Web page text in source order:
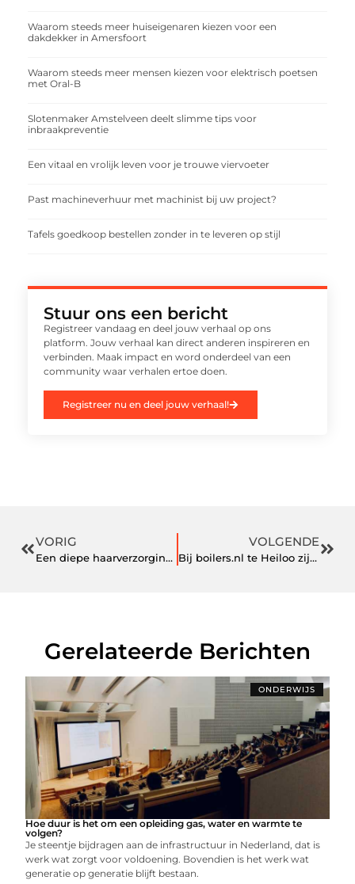
Waarom steeds meer huiseigenaren kiezen voor een
dakdekker in Amersfoort
Waarom steeds meer mensen kiezen voor elektrisch poetsen
met Oral-B
Slotenmaker Amstelveen deelt slimme tips voor
inbraakpreventie
Een vitaal en vrolijk leven voor je trouwe viervoeter
Past machineverhuur met machinist bij uw project?
Tafels goedkoop bestellen zonder in te leveren op stijl
Stuur ons een bericht
Registreer vandaag en deel jouw verhaal op ons
platform. Jouw verhaal kan direct anderen inspireren en
verbinden. Maak impact en word onderdeel van een
community waar verhalen ertoe doen.
Registreer nu en deel jouw verhaal!
VORIG
Een diepe haarverzorging met de Aunt Jackie haarproducten en cholesterol voor het haar
VOLGENDE
Bij boilers.nl te Heiloo zijn elektrische boilers niet duur maar wel duurzaam!
Gerelateerde Berichten
ONDERWIJS
Hoe duur is het om een opleiding gas, water en warmte te
volgen?
Je steentje bijdragen aan de infrastructuur in Nederland, dat is
werk wat zorgt voor voldoening. Bovendien is het werk wat
generatie op generatie blijft bestaan.